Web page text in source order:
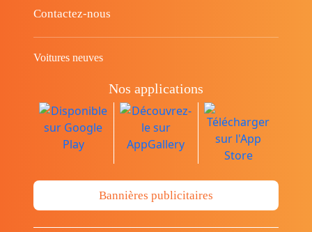
Contactez-nous
Voitures neuves
Nos applications
Bannières publicitaires